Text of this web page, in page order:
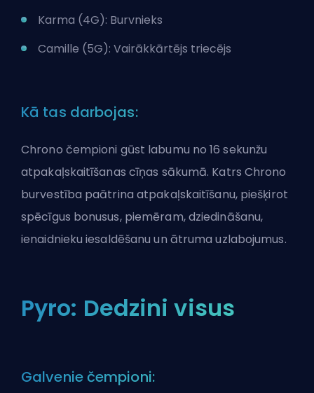
Karma (4G): Burvnieks
Camille (5G): Vairākkārtējs triecējs
Kā tas darbojas:
Chrono čempioni gūst labumu no 16 sekunžu
atpakaļskaitīšanas cīņas sākumā. Katrs Chrono
burvestība paātrina atpakaļskaitīšanu, piešķirot
spēcīgus bonusus, piemēram, dziedināšanu,
ienaidnieku iesaldēšanu un ātruma uzlabojumus.
Pyro: Dedzini visus
Galvenie čempioni: